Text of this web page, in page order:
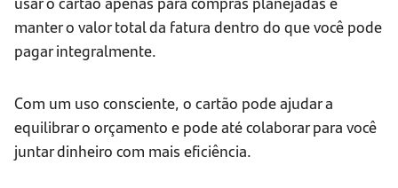
manter o valor total da fatura dentro do que você pode
pagar integralmente.
Com um uso consciente, o cartão pode ajudar a
equilibrar o orçamento e pode até colaborar para você
juntar dinheiro com mais eficiência.